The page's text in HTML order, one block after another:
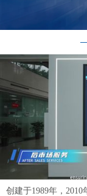
创建于1989年，